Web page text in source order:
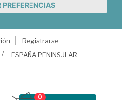
Registrarse
ESPAÑA PENINSULAR
0